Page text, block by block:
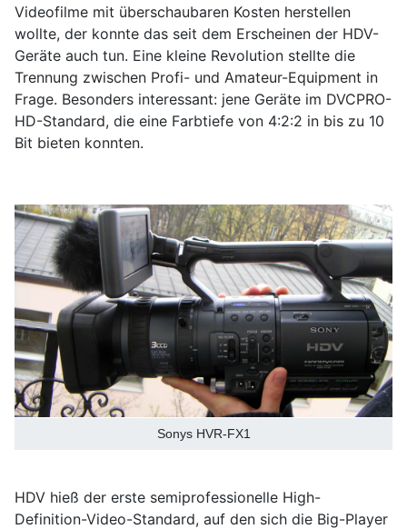
Videofilme mit überschaubaren Kosten herstellen
wollte, der konnte das seit dem Erscheinen der HDV-
Geräte auch tun. Eine kleine Revolution stellte die
Trennung zwischen Profi- und Amateur-Equipment in
Frage. Besonders interessant: jene Geräte im DVCPRO-
HD-Standard, die eine Farbtiefe von 4:2:2 in bis zu 10
Bit bieten konnten.
Sonys HVR-FX1
HDV hieß der erste semiprofessionelle High-
Definition-Video-Standard, auf den sich die Big-Player